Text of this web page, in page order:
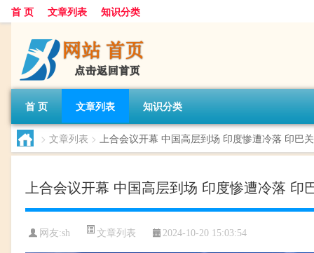
首 页 文章列表 知识分类
首 页 文章列表 知识分类
> 文章列表 > 上合会议开幕 中国高层到场 印度惨遭冷落 印巴
上合会议开幕 中国高层到场 印度惨遭冷落 印
网友:sh 文章列表 2024-10-20 15:03:54